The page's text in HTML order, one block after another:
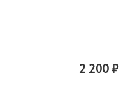
2 200 ₽